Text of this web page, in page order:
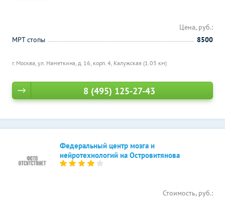
г. Москва, ул. Наметкина, д. 16, корп. 4, Калужская (1.03 км)
Цена, руб.:
МРТ стопы
8500
8 (495) 125-27-43
Федеральный центр мозга и
нейротехнологий на Островитянова
Стоимость, руб.: